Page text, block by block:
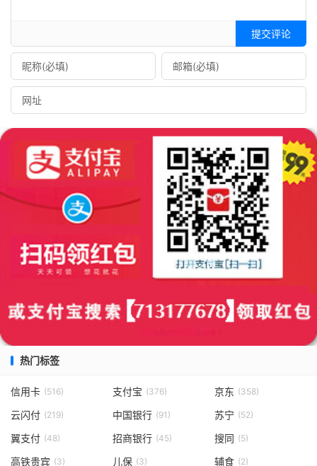
提交评论
热门标签
信用卡 (516) 支付宝 (376) 京东 (358)
云闪付 (219) 中国银行 (91) 苏宁 (52)
翼支付 (48) 招商银行 (45) 搜同 (5)
高铁贵宾 (3) 儿保 (3) 辅食 (2)